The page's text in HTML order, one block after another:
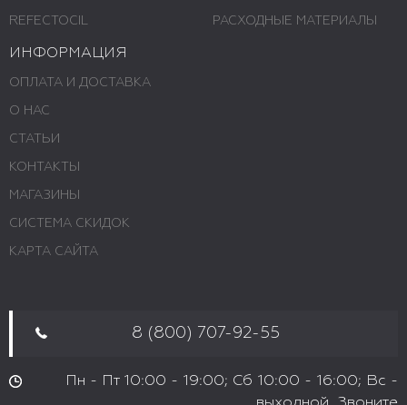
REFECTOCIL РАСХОДНЫЕ МАТЕРИАЛЫ
ИНФОРМАЦИЯ
ОПЛАТА И ДОСТАВКА
О НАС
СТАТЬИ
КОНТАКТЫ
МАГАЗИНЫ
СИСТЕМА СКИДОК
КАРТА САЙТА
8 (800) 707-92-55
Пн - Пт 10:00 - 19:00; Сб 10:00 - 16:00; Вс -